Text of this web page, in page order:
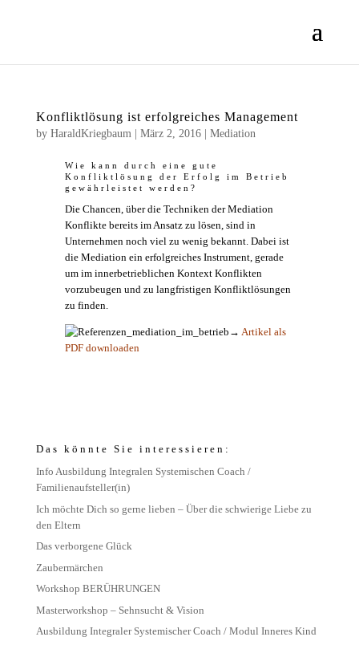
Konfliktlösung ist erfolgreiches Management
by HaraldKriegbaum| März 2, 2016| Mediation
Wie kann durch eine gute
Konfliktlösung der Erfolg im Betrieb
gewährleistet werden?
Die Chancen, über die Techniken der Mediation
Konflikte bereits im Ansatz zu lösen, sind in
Unternehmen noch viel zu wenig bekannt. Dabei ist
die Mediation ein erfolgreiches Instrument, gerade
um im innerbetrieblichen Kontext Konflikten
vorzubeugen und zu langfristigen Konfliktlösungen
zu finden.
→ Artikel als
PDF downloaden
Das könnte Sie interessieren:
Info Ausbildung Integralen Systemischen Coach /
Familienaufsteller(in)
Ich möchte Dich so gerne lieben – Über die schwierige Liebe zu
den Eltern
Das verborgene Glück
Zaubermärchen
Workshop BERÜHRUNGEN
Masterworkshop – Sehnsucht & Vision
Ausbildung Integraler Systemischer Coach / Modul Inneres Kind